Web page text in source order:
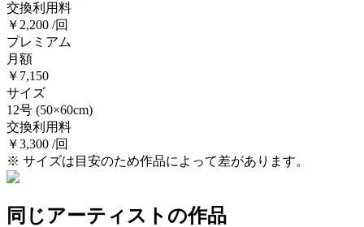
交換利用料
￥2,200 /回
プレミアム
月額
￥7,150
サイズ
12号 (50×60cm)
交換利用料
￥3,300 /回
※ サイズは目安のため作品によって差があります。
同じアーティストの作品